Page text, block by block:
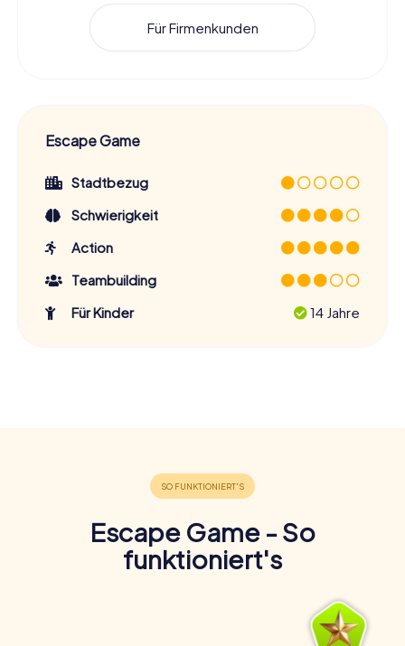
Für Firmenkunden
Escape Game
Stadtbezug
Schwierigkeit
Action
Teambuilding
Für Kinder
14 Jahre
Escape Game - So
funktioniert's